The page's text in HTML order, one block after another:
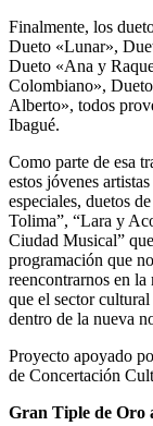
Finalmente, los
Dueto «Lunar»,
Dueto «Ana y
Colombiano»,
Alberto», todos
Ibagué.
Como parte de esa
estos jóvenes
especiales, duetos
Tolima”, “Lara y
Ciudad Musical”
programación que
reencontrarnos en
que el sector
dentro de la nueva
Proyecto apoyado
de Concertación
Gran Tiple de Oro